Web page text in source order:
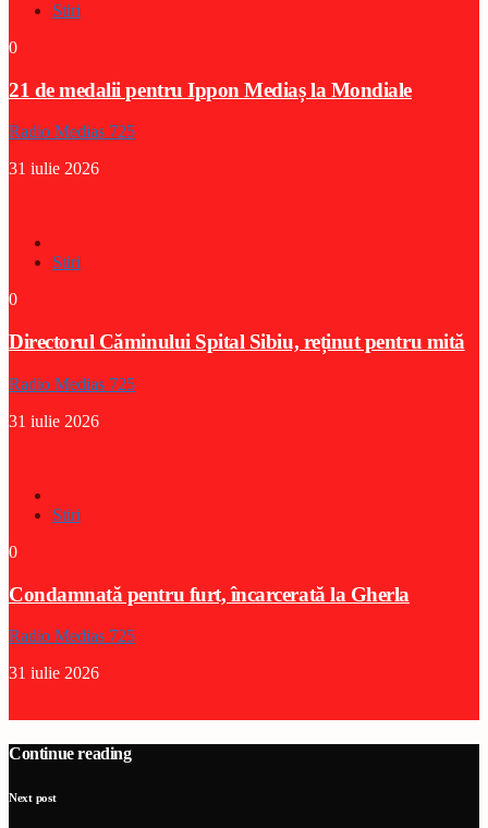
Stiri
0
21 de medalii pentru Ippon Mediaș la Mondiale
Radio Medias 725
31 iulie 2026
Stiri
0
Directorul Căminului Spital Sibiu, reținut pentru mită
Radio Medias 725
31 iulie 2026
Stiri
0
Condamnată pentru furt, încarcerată la Gherla
Radio Medias 725
31 iulie 2026
Continue reading
Next post